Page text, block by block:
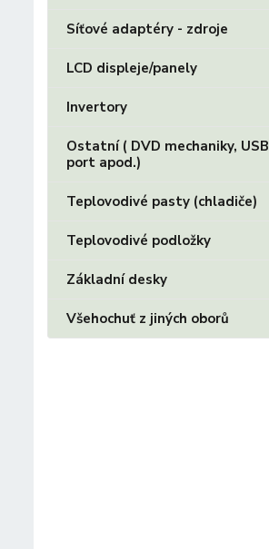
Síťové adaptéry - zdroje
LCD displeje/panely
Invertory
Ostatní ( DVD mechaniky, USB
port apod.)
Teplovodivé pasty (chladiče)
Teplovodivé podložky
Základní desky
Všehochuť z jiných oborů